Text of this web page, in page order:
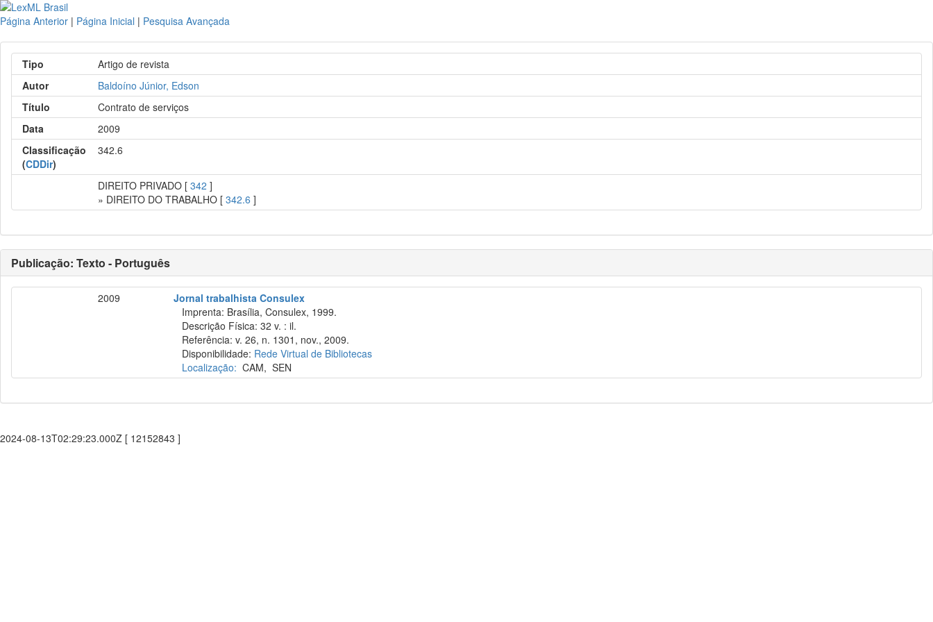
Página Anterior | Página Inicial | Pesquisa Avançada
Tipo
Artigo de revista
Autor
Baldoíno Júnior, Edson
Título
Contrato de serviços
Data
2009
Classificação
(CDDir)
342.6
DIREITO PRIVADO [342 ]
» DIREITO DO TRABALHO [342.6 ]
Publicação: Texto - Português
2009
Jornal trabalhista Consulex
Imprenta: Brasília, Consulex, 1999.
Descrição Física: 32 v. : il.
Referência: v. 26, n. 1301, nov., 2009.
Disponibilidade: Rede Virtual de Bibliotecas
Localização: CAM,SEN
2024-08-13T02:29:23.000Z [ 12152843 ]